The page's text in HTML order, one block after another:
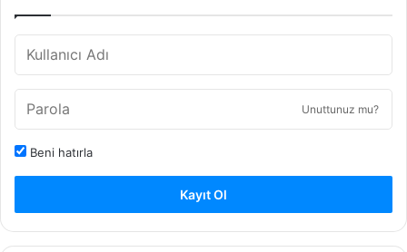
Unuttunuz mu?
Beni hatırla
Kayıt Ol